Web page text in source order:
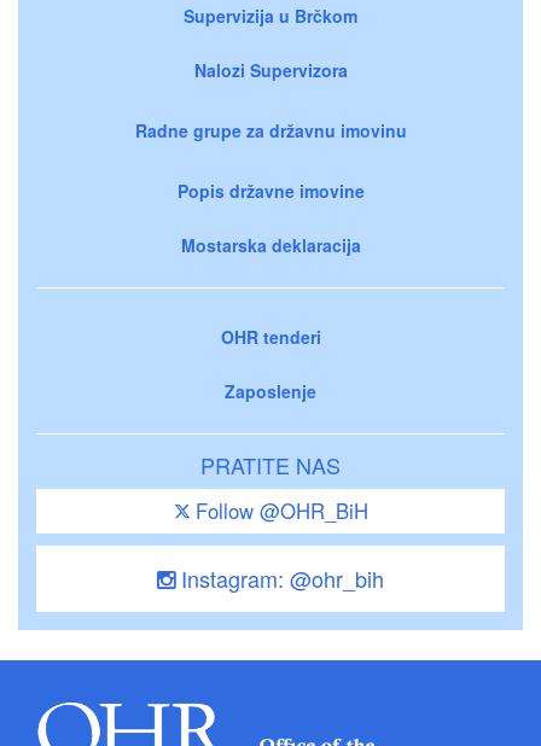
Supervizija u Brčkom
Nalozi Supervizora
Radne grupe za državnu imovinu
Popis državne imovine
Mostarska deklaracija
OHR tenderi
Zaposlenje
PRATITE NAS
Follow @OHR_BiH
Instagram: @ohr_bih